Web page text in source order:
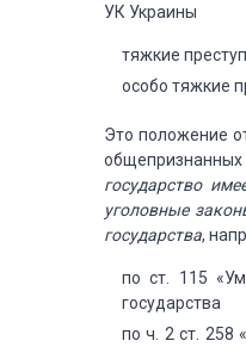
УК Украины
тяжкие
особо тяжкие
Это положение
государство
уголовные
государства,
по ст. 115
государства
по ч. 2 ст. 258